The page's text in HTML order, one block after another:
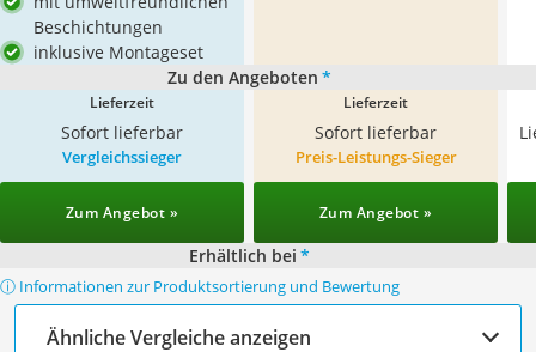
Beschichtungen
inklusive Montageset
Zu den Angeboten *
Lieferzeit
Sofort lieferbar
Lieferzeit
Sofort lieferbar
Vergleichssieger
Zum Angebot »
Preis-Leistungs-Sieger
Zum Angebot »
Erhältlich bei *
ⓘ Informationen zur Produktsortierung und Bewertung
Ähnliche Vergleiche anzeigen